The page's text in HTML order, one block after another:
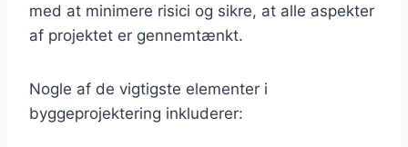
med at minimere risici og sikre, at alle aspekter
af projektet er gennemtænkt.
Nogle af de vigtigste elementer i
byggeprojektering inkluderer: